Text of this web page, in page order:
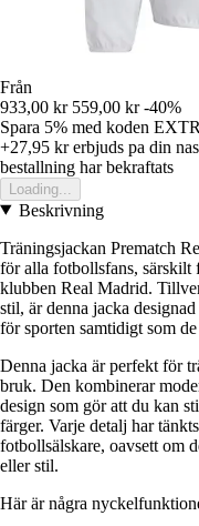
Från
933,00 kr 559,00 kr -40%
Spara 5% med koden
+27,95 krerbjuds pa din
bestallning har bekraftats
Loading...
Beskrivning
Träningsjackan Prematch
för alla fotbollsfans, särskilt
klubben Real Madrid.
stil, är denna jacka
för sporten samtidigt som
Denna jacka är perfekt för
bruk. Den kombinerar
design som gör att du kan
färger. Varje detalj har
fotbollsälskare, oavsett om
eller stil.
Här är några